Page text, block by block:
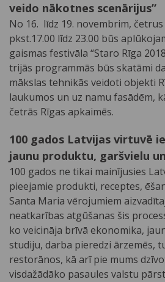
veido nākotnes scenārijus”
No 16. līdz 19. novembrim,
pkst.17.00 līdz 23.00 būs
gaismas festivāla “Staro Rīga
trijās programmās būs skatāmi
mākslas tehnikās veidoti objekti
laukumos un uz namu fasādēm,
četrās Rīgas apkaimēs.
100 gados Latvijas virtuvē
jaunu produktu, garšvielu
100 gados ne tikai mainījusies
pieejamie produkti, receptes,
Santa Maria vērojumiem
neatkarības atgūšanas šis
ko veicināja brīvā ekonomika,
studiju, darba pieredzi ārzemēs,
restorānos, kā arī pie mums
visdažādāko pasaules valstu